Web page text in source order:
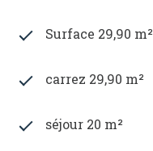
Surface 29,90 m²
carrez 29,90 m²
séjour 20 m²